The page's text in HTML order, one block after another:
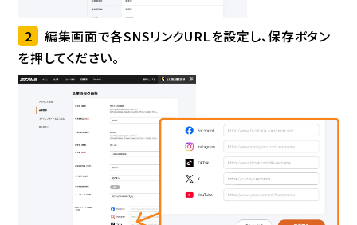
2
編集画面で各SNSリンクURLを設定し、保存ボタン
を押してください。